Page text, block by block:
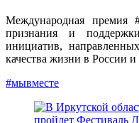
Международная премия
признания и
инициатив,
качества жизни в России
#мывместе